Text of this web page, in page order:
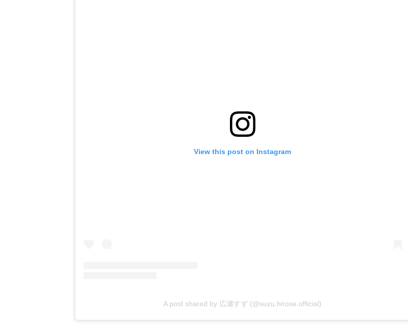
View this post on Instagram
A post shared by 広瀬すず (@suzu.hirose.official)